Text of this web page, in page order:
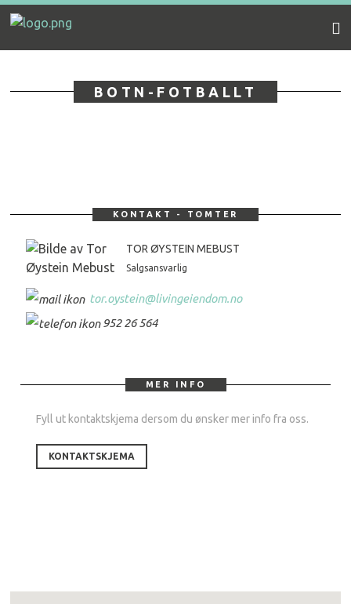
Gå
Forstørre
skrift
Botn
BOTN-FOTBALLT
KONTAKT - TOMTER
TOR ØYSTEIN MEBUST
Salgsansvarlig
tor.oystein@livingeiendom.no
952 26 564
MER INFO
Fyll ut kontaktskjema dersom du ønsker mer info fra oss.
KONTAKTSKJEMA